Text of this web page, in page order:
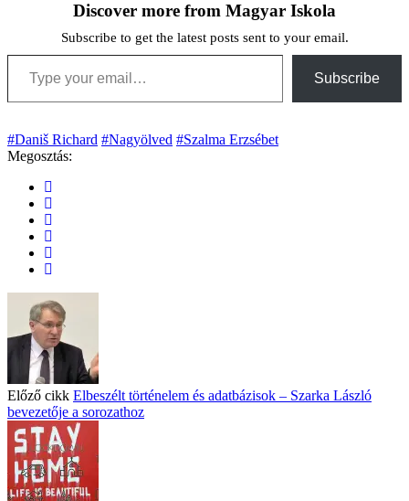
Discover more from Magyar Iskola
Subscribe to get the latest posts sent to your email.
Type your email…
Subscribe
#Daniš Richard #Nagyölved #Szalma Erzsébet
Megosztás:
Előző cikk Elbeszélt történelem és adatbázisok – Szarka László
bevezetője a sorozathoz